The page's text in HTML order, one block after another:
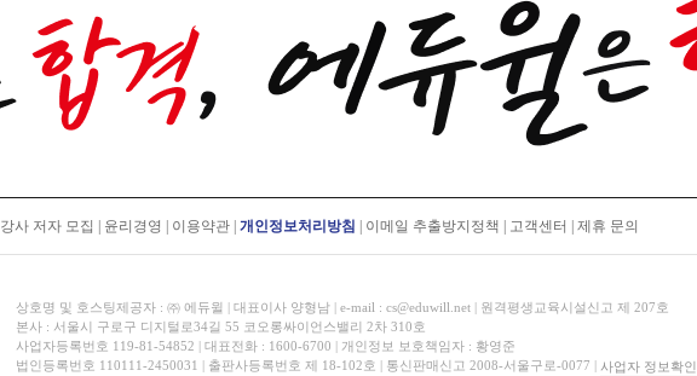
강사 저자 모집 윤리경영 이용약관 개인정보처리방침 이메일 추출방지정책 고객센터 제휴 문의
상호명 및 호스팅제공자 : ㈜ 에듀윌 | 대표이사 양형남 | e-mail : cs@eduwill.net | 원격평생교육시설신고 제 207호
본사 : 서울시 구로구 디지털로34길 55 코오롱싸이언스밸리 2차 310호
사업자등록번호 119-81-54852 | 대표전화 : 1600-6700 | 개인정보 보호책임자 : 황영준
법인등록번호 110111-2450031 | 출판사등록번호 제 18-102호 | 통신판매신고 2008-서울구로-0077 | 사업자 정보확인